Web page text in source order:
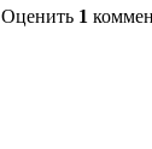
Оценить 1